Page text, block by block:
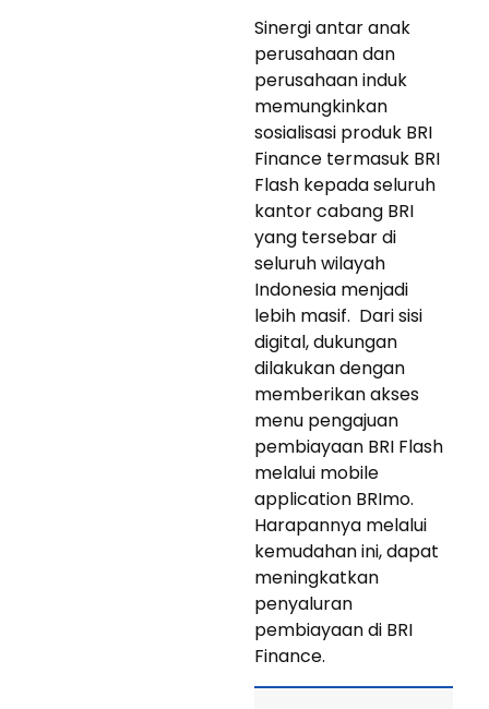
Sinergi antar anak
perusahaan dan
perusahaan induk
memungkinkan
sosialisasi produk BRI
Finance termasuk BRI
Flash kepada seluruh
kantor cabang BRI
yang tersebar di
seluruh wilayah
Indonesia menjadi
lebih masif. Dari sisi
digital, dukungan
dilakukan dengan
memberikan akses
menu pengajuan
pembiayaan BRI Flash
melalui mobile
application BRImo.
Harapannya melalui
kemudahan ini, dapat
meningkatkan
penyaluran
pembiayaan di BRI
Finance.